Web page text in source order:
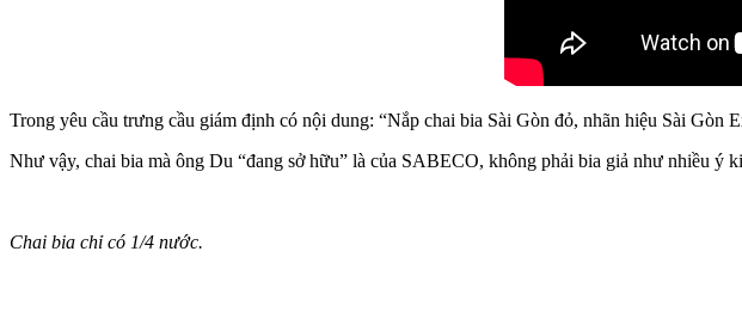
Trong yêu cầu trưng cầu giám định có nội dung: “Nắp chai bia Sài Gòn đỏ, nhãn hiệu Sài Gòn
Như vậy, chai bia mà ông Du “đang sở hữu” là của SABECO, không phải bia giả như nhiều ý
Chai bia chỉ có 1/4 nước.